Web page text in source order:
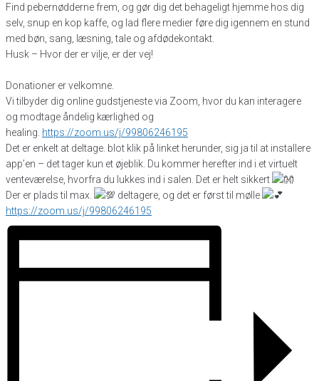
Find pebernødderne frem, og gør dig det behageligt hjemme hos dig
selv, snup en kop kaffe, og lad flere medier føre dig igennem en stund
med bøn, sang, læsning, tale og afdødekontakt.
Husk – Hvor der er vilje, er der vej!
Donationer er velkomne.
Vi tilbyder dig online gudstjeneste via Zoom, hvor du kan interagere
og modtage åndelig kærlighed og
healing. https://zoom.us/j/99806246195
Det er enkelt at deltage. blot klik på linket herunder, sig ja til at installere
app’en – det tager kun et øjeblik. Du kommer herefter ind i et virtuelt
venteværelse, hvorfra du lukkes ind i salen. Det er helt sikkert
Der er plads til max.
deltagere, og det er først til mølle
https://zoom.us/j/99806246195